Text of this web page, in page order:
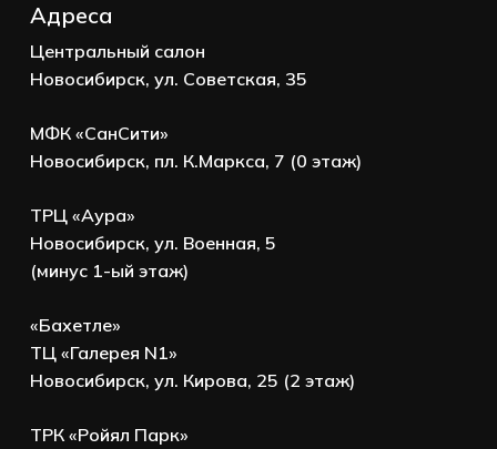
Адреса
Центральный салон
Новосибирск, ул. Советская, 35
МФК «СанСити»
Новосибирск, пл. К.Маркса, 7 (0 этаж)
ТРЦ «Аура»
Новосибирск, ул. Военная, 5
(минус 1-ый этаж)
«Бахетле»
ТЦ «Галерея N1»
Новосибирск, ул. Кирова, 25 (2 этаж)
ТРК «Ройял Парк»